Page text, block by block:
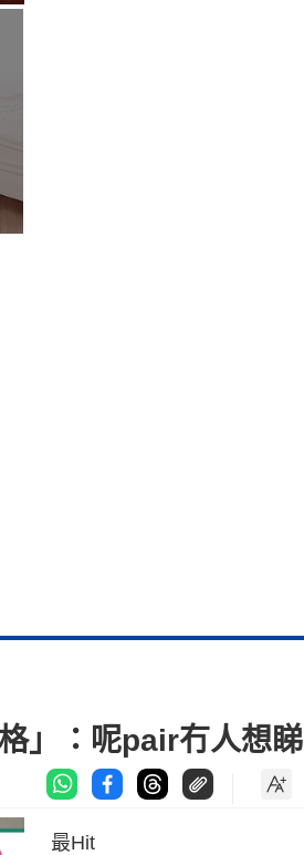
」：呢pair冇人想睇
最Hit